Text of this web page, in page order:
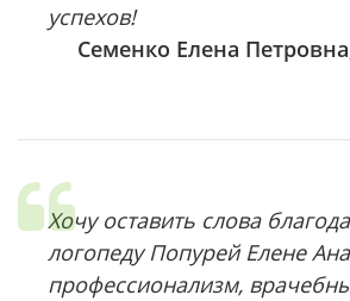
успехов!
Семенко Елена
Хочу оставить слова
логопеду Попурей Елене
профессионализм,